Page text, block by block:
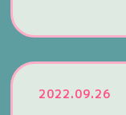
2022.09.26